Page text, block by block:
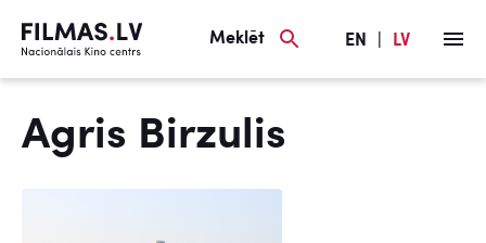
Meklēt EN LV
Agris Birzulis